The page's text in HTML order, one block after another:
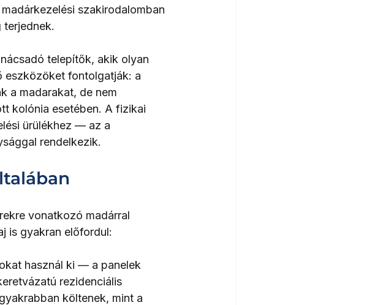
szakirodalomban
telepítők, akik olyan
eszközöket fontolgatják: a
a madarakat, de nem
kolónia esetében. A fizikai
ürülékhez — az a
rendelkezik.
vonatkozó madárral
is gyakran előfordul:
használ ki — a panelek
rezidenciális
költenek, mint a